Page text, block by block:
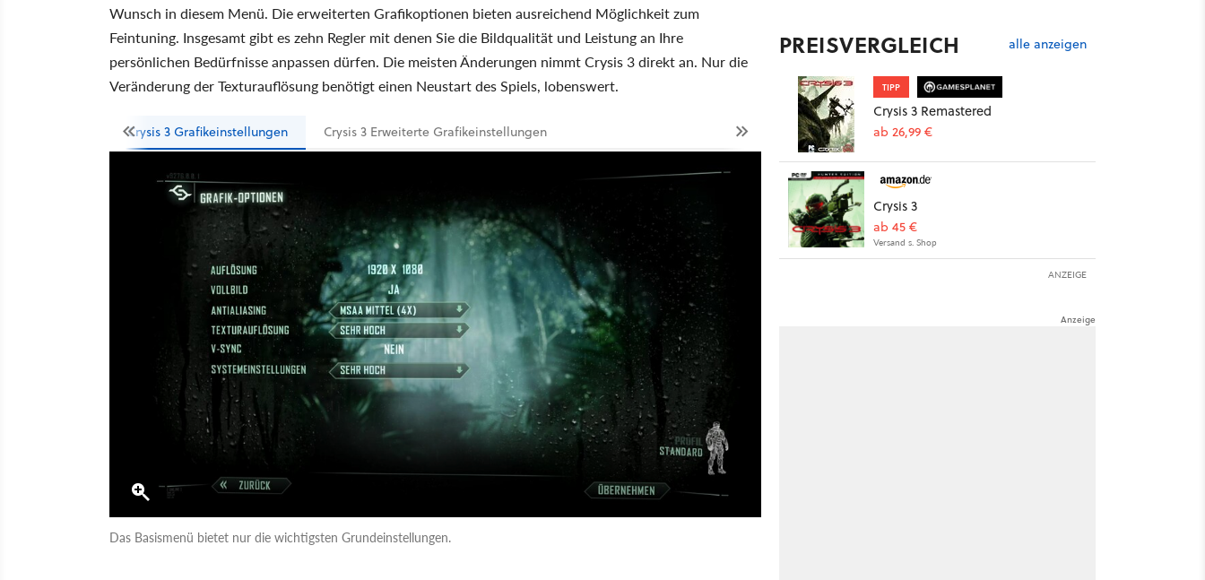
Wunsch in diesem Menü. Die erweiterten Grafikoptionen bieten ausreichend Möglichkeit zum
Feintuning. Insgesamt gibt es zehn Regler mit denen Sie die Bildqualität und Leistung an Ihre
persönlichen Bedürfnisse anpassen dürfen. Die meisten Änderungen nimmt Crysis 3 direkt an. Nur die
Veränderung der Texturauflösung benötigt einen Neustart des Spiels, lobenswert.
Crysis 3 Grafikeinstellungen Crysis 3 Erweiterte Grafikeinstellungen
Das Basismenü bietet nur die wichtigsten Grundeinstellungen.
PREISVERGLEICH alle anzeigen
TIPP
Crysis 3 Remastered
ab 26,99 €
Crysis 3
ab 45 €
Versand s. Shop
ANZEIGE